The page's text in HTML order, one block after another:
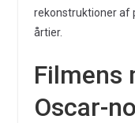
rekonstruktioner af
årtier.
Filmens
Oscar-